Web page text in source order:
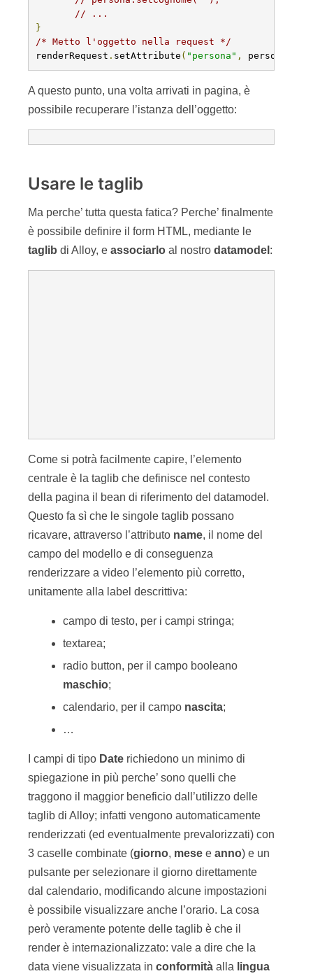
// ...
}
/* Metto l'oggetto nella request */
renderRequest . setAttribute ( "persona" , persona
A questo punto, una volta arrivati in pagina, è
possibile recuperare l’istanza dell’oggetto:
Usare le taglib
Ma perche’ tutta questa fatica? Perche’ finalmente
è possibile definire il form HTML, mediante le
taglib di Alloy, e associarlo al nostro datamodel :
Come si potrà facilmente capire, l’elemento
centrale è la taglib che definisce nel contesto
della pagina il bean di riferimento del datamodel.
Questo fa sì che le singole taglib possano
ricavare, attraverso l’attributo name, il nome del
campo del modello e di conseguenza
renderizzare a video l’elemento più corretto,
unitamente alla label descrittiva:
campo di testo, per i campi stringa;
textarea;
radio button, per il campo booleano
maschio;
calendario, per il campo nascita;
…
I campi di tipo Date richiedono un minimo di
spiegazione in più perche’ sono quelli che
traggono il maggior beneficio dall’utilizzo delle
taglib di Alloy; infatti vengono automaticamente
renderizzati (ed eventualmente prevalorizzati) con
3 caselle combinate (giorno, mese e anno) e un
pulsante per selezionare il giorno direttamente
dal calendario, modificando alcune impostazioni
è possibile visualizzare anche l’orario. La cosa
però veramente potente delle taglib è che il
render è internazionalizzato: vale a dire che la
data viene visualizzata in conformità alla lingua